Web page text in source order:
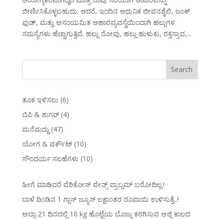
ಜೀರ್ಣಿಸಿಕೊಳ್ಳಬಹುದು. ಆದರೆ, ಇಂದಿನ ಆಧುನಿಕ ಜೀವನಶೈಲಿ, ಜಂಕ್
ಫುಡ್, ಮತ್ತು ಅಸಂಯಮಿತ ಆಹಾರವ್ಯವಸ್ಥೆಯಿಂದಾಗಿ ಹಲ್ಲುಗಳ
ಸಮಸ್ಯೆಗಳು ಹೆಚ್ಚಾಗುತ್ತಿವೆ. ಹಲ್ಲು ನೋವು, ಹಲ್ಲು ಹುಳುಕು, ರಕ್ತಸ್ರಾವ,...
ತೂಕ ಇಳಿಸಲು (6)
ಬಿಪಿ & ಶುಗರ್(4)
ಮನೆಮದ್ದು (47)
ಯೋಗ & ವರ್ಕೌಟ್(10)
ಸೌಂದರ್ಯ ಸಲಹೆಗಳು (10)
ಹೀಗೆ ಮಾಡಿದರೆ ವೆರಿಕೋಸ್‌ ವೇನ್ಸ್‌ ಪ್ರಾಬ್ಲಮ್‌ ಬರೋದಿಲ್ಲ.!
ಬಾಳೆ ದಿಂಡಿನ 1 ಗ್ಲಾಸ್ ಜ್ಯೂಸ್ ಲಕ್ಷಾಂತರ ರೂಪಾಯಿ ಉಳಿಸುತ್ತೆ..!
ಅಬ್ಬಾ 21 ದಿನದಲ್ಲಿ 10 kg ಹೊಟ್ಟೆಯ ಬೊಜ್ಜು ಕರಗಿಸುವ ಅಜ್ಜಿ ಕಾಲದ